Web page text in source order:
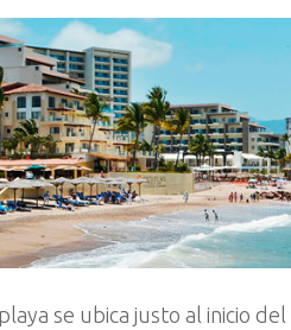
se ubica justo al inicio